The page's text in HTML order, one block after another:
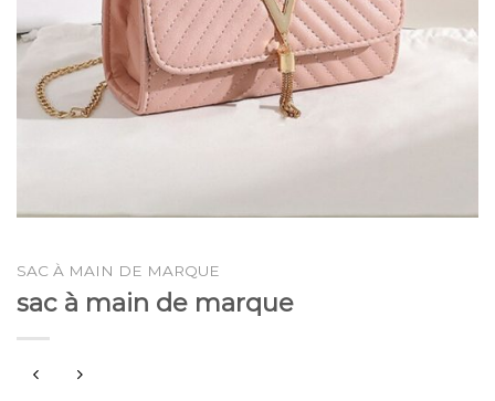
SAC À MAIN DE MARQUE
sac à main de marque